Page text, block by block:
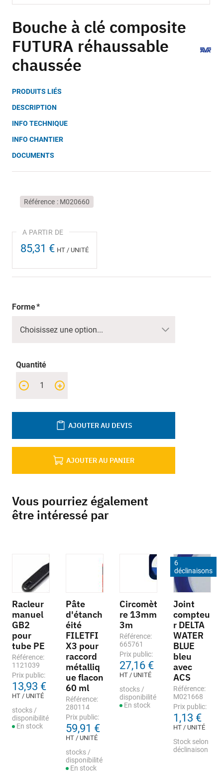
to
the
beginning
of
the
gallery
Bouche à clé composite
FUTURA réhaussable
chaussée
PRODUITS LIÉS
DESCRIPTION
INFO TECHNIQUE
INFO CHANTIER
DOCUMENTS
Référence M020660
85,31 € HT / UNITÉ
Forme
Quantité
+
-
AJOUTER AU PANIER
AJOUTER AU DEVIS
Vous pourriez également
être intéressé par
Racleur
manuel
GB2
pour
tube PE
Référence:
1121039
Prix public:
13,93 €
HT / UNITÉ
stocks /
disponibilité
En stock
Pâte
d'étanch
éité
FILETFI
X3 pour
raccord
métalliq
ue flacon
60 ml
Référence:
280114
Prix public:
59,91 €
HT / UNITÉ
stocks /
disponibilité
En stock
Circomèt
re 13mm
3m
Référence:
665761
Prix public:
27,16 €
HT / UNITÉ
stocks /
disponibilité
En stock
6
déclinaisons
Joint
compteu
r DELTA
WATER
BLUE
bleu
avec
ACS
Référence:
M021668
Prix public:
1,13 €
HT / UNITÉ
Stock selon
déclinaison